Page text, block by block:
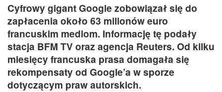
Cyfrowy gigant Google zobowiązał się do
zapłacenia około 63 milionów euro
francuskim mediom. Informację tę podały
stacja BFM TV oraz agencja Reuters. Od kilku
miesięcy francuska prasa domagała się
rekompensaty od Google’a w sporze
dotyczącym praw autorskich.